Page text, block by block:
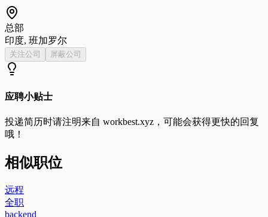
总部
印度, 班加罗尔
关注公司 屏蔽公司
应聘小贴士
投递简历时请注明来自 workbest.xyz ，可能会获得更快的回复
哦！
相似职位
远程
全职
backend